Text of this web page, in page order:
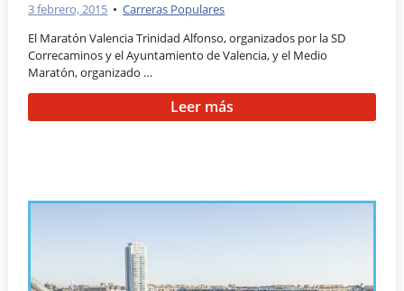
3 febrero, 2015 •Carreras Populares
El Maratón Valencia Trinidad Alfonso, organizados por la SD
Correcaminos y el Ayuntamiento de Valencia, y el Medio
Maratón, organizado …
Leer más